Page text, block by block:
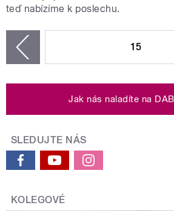
teď nabízíme k poslechu.
15
Jak nás naladíte na
SLEDUJTE NÁS
KOLEGOVÉ